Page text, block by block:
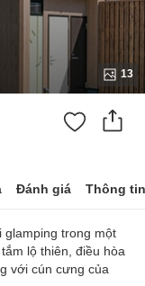
13
Đánh giá Thông
glamping trong một
lộ thiên, điều hòa
với cún cưng của